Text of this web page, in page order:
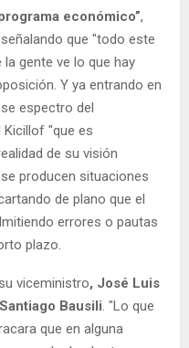
económico”,
que "todo este
gente ve lo que hay
Y ya entrando en
espectro del
"que es
de su visión
producen situaciones
de plano que el
errores o pautas
plazo.
viceministro, José Luis
Santiago Bausili. "Lo que
que en alguna